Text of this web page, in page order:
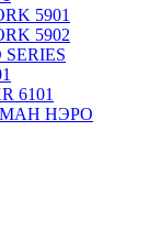
5901
5902
SERIES
6101
НЭРО